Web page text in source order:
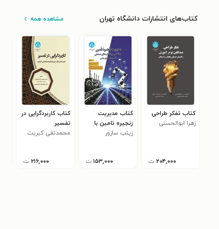
کتاب‌های انتشارات دانشگاه تهران مشاهده همه
کتاب تفکر طراحی
زهرا ابوالحسنی
۲۰۴,۰۰۰ ت
کتاب مدیریت
زنجیره تامین با
نگاهی بر انقلاب
زینب سازور
۱۵۳,۰۰۰ ت
کتاب کاربردگرایی در
تفسیر
محمدتقی کبریت
۲۱۶,۰۰۰ ت